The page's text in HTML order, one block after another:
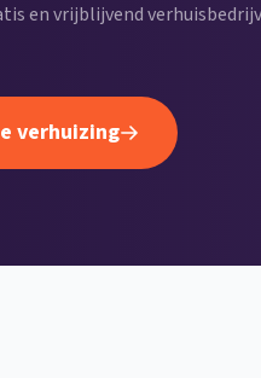
en vrijblijvend
verhuizing